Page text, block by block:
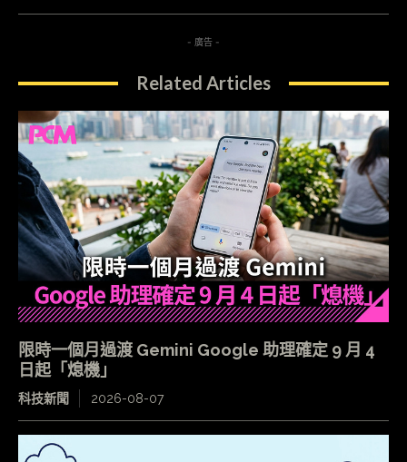
- 廣告 -
Related Articles
限時一個月過渡 Gemini Google 助理確定 9 月 4
日起「熄機」
科技新聞 2026-08-07